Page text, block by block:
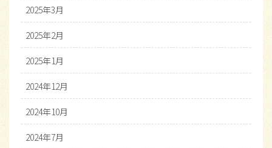
2025年3月
2025年2月
2025年1月
2024年12月
2024年10月
2024年7月